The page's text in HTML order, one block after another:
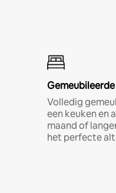
Volledig
een keuken en
maand of
het perfecte